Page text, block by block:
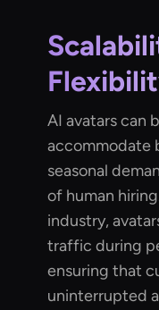
AI avatars can
accommodate
seasonal
of human
industry,
traffic during
ensuring that
uninterrupted